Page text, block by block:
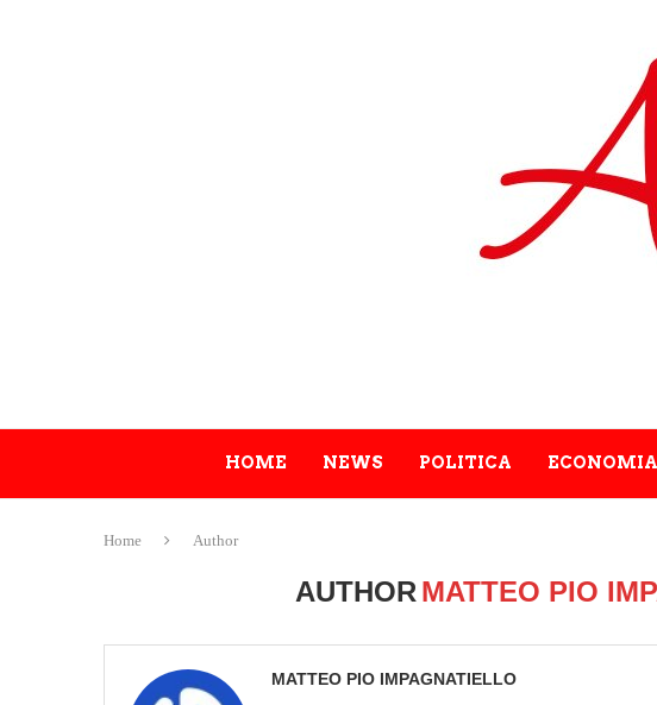
HOME NEWS POLITICA ECONOMIA
Home Author
AUTHOR MATTEO PIO
MATTEO PIO IMPAGNATIELLO